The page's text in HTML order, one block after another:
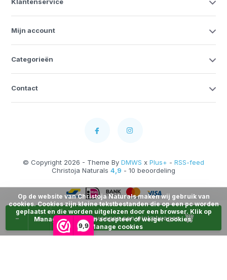
9,9
+
- Toevoegen aan winkelwagen
Klantenservice
Mijn account
Categorieën
Contact
© Copyright 2026 - Theme By DMWS x Plus+ - RSS-feed
Christoja Naturals 4,9 - 10 beoordeling
Op de website van Christoja Naturals maken wij gebruik van
cookies. Cookies zijn kleine tekstbestanden die op een pc worden
geplaatst en die worden uitgelezen door een browser. Klik op
Manage Cookies en accepteer of weiger cookies.
Manage cookies